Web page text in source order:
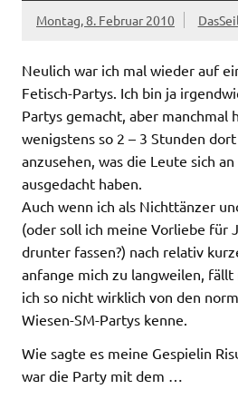
Montag, 8. Februar 2010 DasSeil
Neulich war ich mal wieder auf
Fetisch-Partys. Ich bin ja
Partys gemacht, aber manchmal
wenigstens so 2 – 3 Stunden
anzusehen, was die Leute sich
ausgedacht haben.
Auch wenn ich als Nichttänzer
(oder soll ich meine Vorliebe für
drunter fassen?) nach relativ
anfange mich zu langweilen, fällt
ich so nicht wirklich von den
Wiesen-SM-Partys kenne.
Wie sagte es meine Gespielin
war die Party mit dem …